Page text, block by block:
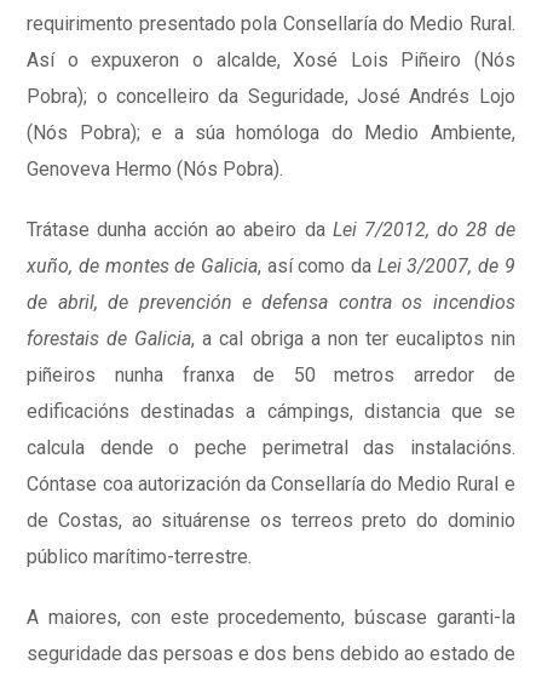
requirimento presentado pola Consellaría do Medio Rural.
Así o expuxeron o alcalde, Xosé Lois Piñeiro (Nós
Pobra); o concelleiro da Seguridade, José Andrés Lojo
(Nós Pobra); e a súa homóloga do Medio Ambiente,
Genoveva Hermo (Nós Pobra).
Trátase dunha acción ao abeiro da Lei 7/2012, do 28 de
xuño, de montes de Galicia, así como da Lei 3/2007, de 9
de abril, de prevención e defensa contra os incendios
forestais de Galicia, a cal obriga a non ter eucaliptos nin
piñeiros nunha franxa de 50 metros arredor de
edificacións destinadas a cámpings, distancia que se
calcula dende o peche perimetral das instalacións.
Cóntase coa autorización da Consellaría do Medio Rural e
de Costas, ao situárense os terreos preto do dominio
público marítimo-terrestre.
A maiores, con este procedemento, búscase garanti-la
seguridade das persoas e dos bens debido ao estado de